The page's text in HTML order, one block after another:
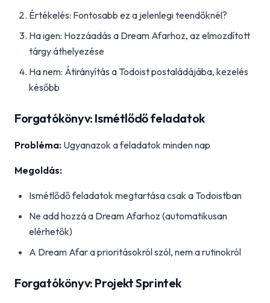
Értékelés: Fontosabb ez a jelenlegi teendőknél?
Ha igen: Hozzáadás a Dream Afarhoz, az elmozdított
tárgy áthelyezése
Ha nem: Átirányítás a Todoist postaládájába, kezelés
később
Forgatókönyv: Ismétlődő feladatok
Probléma: Ugyanazok a feladatok minden nap
Megoldás:
Ismétlődő feladatok megtartása csak a Todoistban
Ne add hozzá a Dream Afarhoz (automatikusan
elérhetők)
A Dream Afar a prioritásokról szól, nem a rutinokról
Forgatókönyv: Projekt Sprintek